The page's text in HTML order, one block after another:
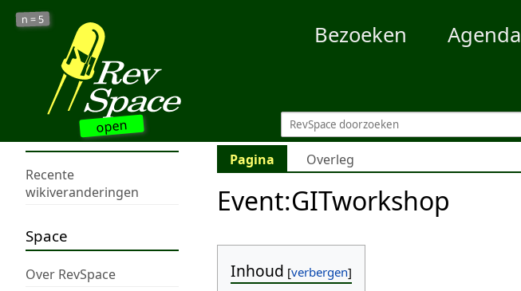
open
n = 5
Bezoeken Agenda
Recente
wikiveranderingen
Space
Over RevSpace
Pagina Overleg
Event:GITworkshop
Inhoud